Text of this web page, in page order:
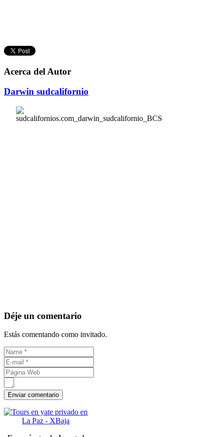
Acerca del Autor
Darwin sudcalifornio
Déje un comentario
Estás comentando como invitado.